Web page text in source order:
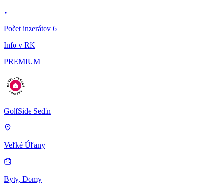
Počet inzerátov 6
Info v RK
PREMIUM
GolfSide Sedín
Veľké Úľany
Byty, Domy